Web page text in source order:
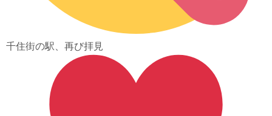
千住街の駅、再び拝見